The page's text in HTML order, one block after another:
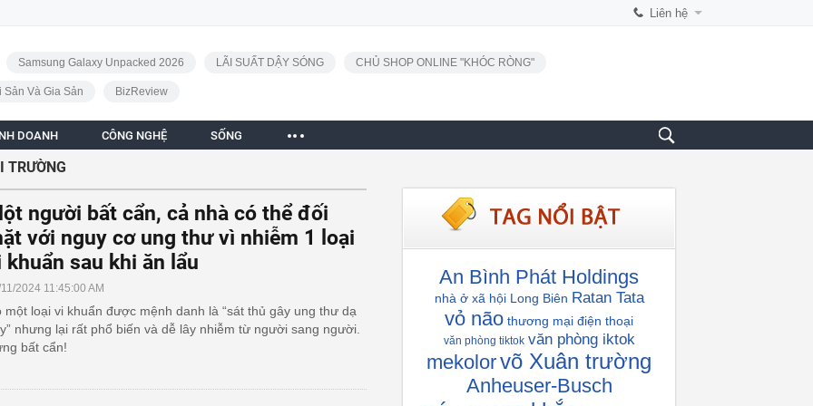
Liên hệ
Samsung Galaxy Unpacked 2026 LÃI SUẤT DẬY SÓNG CHỦ SHOP ONLINE "KHÓC RÒNG"
Sản Và Gia Sản BizReview
DOANH CÔNG NGHỆ SỐNG
TRƯỜNG
người bất cẩn, cả nhà có thể đối
với nguy cơ ung thư vì nhiễm 1 loại
khuẩn sau khi ăn lẩu
2024 11:45:00 AM
một loại vi khuẩn được mệnh danh là “sát thủ gây ung thư dạ
nhưng lại rất phổ biến và dễ lây nhiễm từ người sang người.
bất cẩn!
An Bình Phát Holdings
nhà ở xã hội Long Biên Ratan Tata
vỏ não thương mại điện thoại
văn phòng tiktok văn phòng iktok
mekolorvõ Xuân trường
Anheuser-Busch